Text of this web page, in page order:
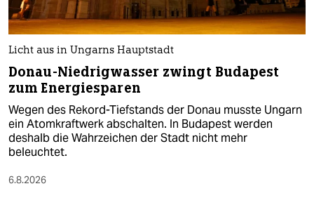
Licht aus in Ungarns Hauptstadt
Donau-Niedrigwasser zwingt Budapest
zum Energiesparen
Wegen des Rekord-Tiefstands der Donau musste Ungarn
ein Atomkraftwerk abschalten. In Budapest werden
deshalb die Wahrzeichen der Stadt nicht mehr
beleuchtet.
6.8.2026